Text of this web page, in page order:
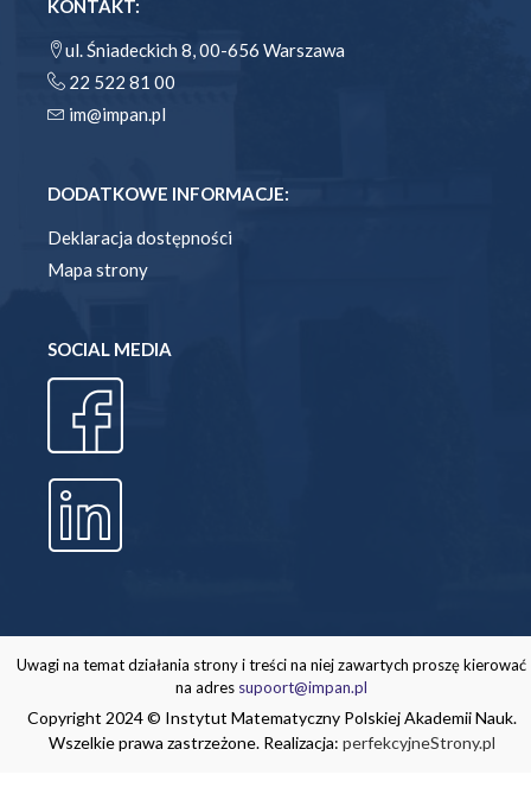
KONTAKT:
ul. Śniadeckich 8, 00-656 Warszawa
22 522 81 00
im@impan.pl
DODATKOWE INFORMACJE:
Deklaracja dostępności
Mapa strony
SOCIAL MEDIA
Uwagi na temat działania strony i treści na niej zawartych proszę kierować
na adres supoort@impan.pl
Copyright 2024 © Instytut Matematyczny Polskiej Akademii Nauk.
Wszelkie prawa zastrzeżone. Realizacja: perfekcyjneStrony.pl